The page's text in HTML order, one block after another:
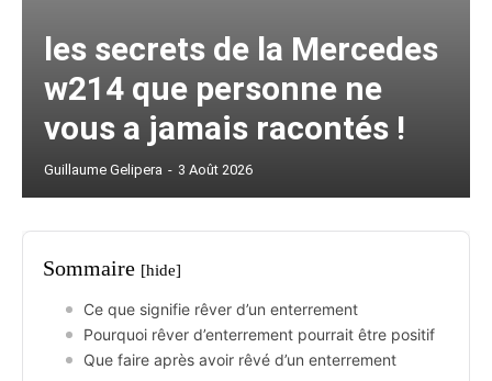
les secrets de la Mercedes
w214 que personne ne
vous a jamais racontés !
Guillaume Gelipera - 3 Août 2026
Sommaire [hide]
Ce que signifie rêver d’un enterrement
Pourquoi rêver d’enterrement pourrait être positif
Que faire après avoir rêvé d’un enterrement